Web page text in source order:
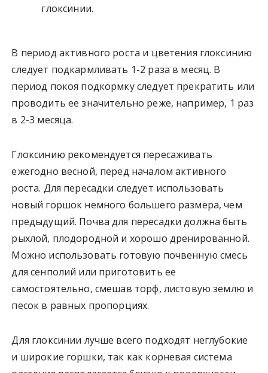
глоксинии.
В период активного роста и цветения глоксинию
следует подкармливать 1-2 раза в месяц. В
период покоя подкормку следует прекратить или
проводить ее значительно реже, например, 1 раз
в 2-3 месяца.
Глоксинию рекомендуется пересаживать
ежегодно весной, перед началом активного
роста. Для пересадки следует использовать
новый горшок немного большего размера, чем
предыдущий. Почва для пересадки должна быть
рыхлой, плодородной и хорошо дренированной.
Можно использовать готовую почвенную смесь
для сенполий или приготовить ее
самостоятельно, смешав торф, листовую землю и
песок в равных пропорциях.
Для глоксинии лучше всего подходят неглубокие
и широкие горшки, так как корневая система